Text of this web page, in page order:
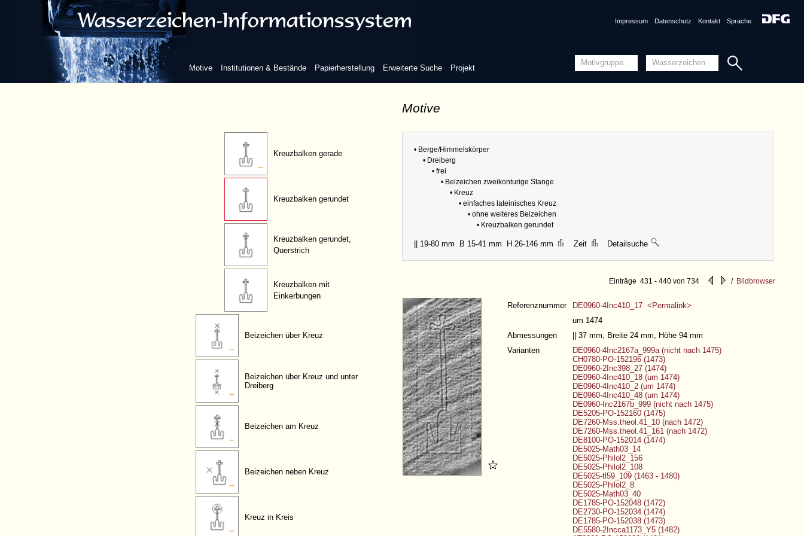
Motive Institutionen & Bestände Papierherstellung Erweiterte Suche Projekt
Impressum Datenschutz Kontakt Sprache
Motive
Kreuz
einfaches lateinisches Kreuz
Kreuzbalken gerade
Kreuzbalken gerundet
Kreuzbalken gerundet,
Querstrich
Kreuzbalken mit
Einkerbungen
Beizeichen über Kreuz
Beizeichen über Kreuz und unter
Dreiberg
Beizeichen am Kreuz
Beizeichen neben Kreuz
Kreuz in Kreis
• Berge/Himmelskörper
• Dreiberg
• frei
• Beizeichen zweikonturige Stange
• Kreuz
• einfaches lateinisches Kreuz
• ohne weiteres Beizeichen
• Kreuzbalken gerundet
|| 19-80 mm B 15-41 mm H 26-146 mm Zeit Detailsuche
Einträge 431 - 440 von 734 / Bildbrowser
DE0960-4Inc410_17 (um 1474)
DE5205-PO-152160 (1475)
DE7260-Mss.theol.41_10 (nach 1472)
DE8100-PO-152014 (1474)
DE5025-Math03_14
Referenznummer
DE0960-4Inc410_17 <Permalink>
um 1474
Abmessungen
|| 37 mm, Breite 24 mm, Höhe 94 mm
Varianten
DE0960-4Inc2167a_999a (nicht nach 1475)
CH0780-PO-152196 (1473)
DE0960-2Inc398_27 (1474)
DE0960-4Inc410_18 (um 1474)
DE0960-4Inc410_2 (um 1474)
DE0960-4Inc410_48 (um 1474)
DE0960-Inc2167b_999 (nicht nach 1475)
DE5205-PO-152160 (1475)
DE7260-Mss.theol.41_10 (nach 1472)
DE7260-Mss.theol.41_161 (nach 1472)
DE8100-PO-152014 (1474)
DE5025-Math03_14
DE5025-Philol2_156
DE5025-Philol2_108
DE5025-tl59_109 (1463 - 1480)
DE5025-Philol2_8
DE5025-Math03_40
DE1785-PO-152048 (1472)
DE2730-PO-152034 (1474)
DE1785-PO-152038 (1473)
DE5580-2Incca1173_Y5 (1482)